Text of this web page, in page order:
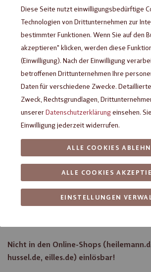
Gutscheinkarte im
einlösbar in vielen Filialen von Heilemann,
Nicht in den Online-Shops
hussel.de, eilles.de) einlösbar!
Diese Seite nutzt einwilligungsbedürftige
Technologien von Drittunternehmen zur
bestimmter Funktionen. Wenn Sie auf den
akzeptieren" klicken, werden diese
(Einwilligung). Nach der Einwilligung
betroffenen Drittunternehmen Ihre
Daten für verschiedene Zwecke.
Zweck, Rechtsgrundlagen,
unsererDatenschutzerklärungeinsehen.
Einwilligung jederzeit widerrufen.
EINSTELLUNGEN
ALLE COOKIES
ALLE COOKIES